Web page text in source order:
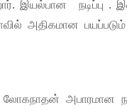
இயல்பான
அதிகமான
லோகநாதன் அபாரமான